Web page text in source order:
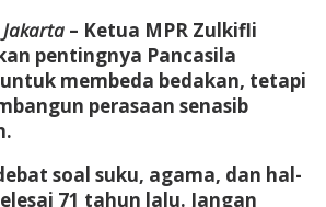
– Ketua MPR Zulkifli
pentingnya Pancasila
membeda bedakan, tetapi
perasaan senasib
soal suku, agama, dan hal-
71 tahun lalu. Jangan